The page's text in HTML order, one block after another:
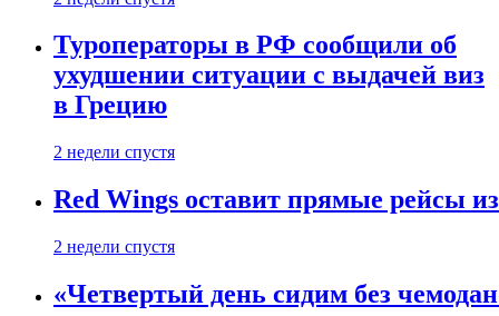
Туроператоры в РФ сообщили об
ухудшении ситуации с выдачей виз
в Грецию
2 недели спустя
Red Wings оставит прямые рейсы
2 недели спустя
«Четвертый день сидим без